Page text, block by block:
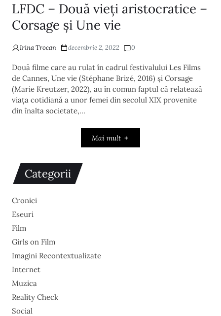
LFDC – Două vieți aristocratice –
Corsage și Une vie
Irina Trocan decembrie 2, 2022 0
Două filme care au rulat în cadrul festivalului Les Films
de Cannes, Une vie (Stéphane Brizé, 2016) și Corsage
(Marie Kreutzer, 2022), au în comun faptul că relatează
viața cotidiană a unor femei din secolul XIX provenite
din înalta societate,…
Mai mult
Categorii
Cronici
Eseuri
Film
Girls on Film
Imagini Recontextualizate
Internet
Muzica
Reality Check
Social